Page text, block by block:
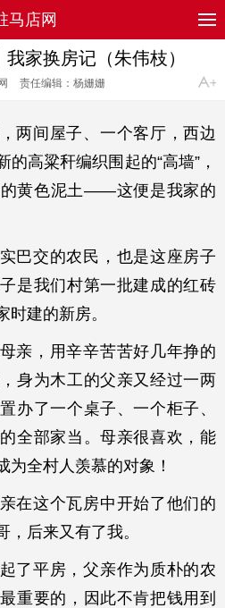
马店网
家换房记（朱伟枝）
责任编辑：杨姗姗
两间屋子、一个客厅，西边
高粱秆编织围起的“高墙”，
黄色泥土——这便是我家的
巴交的农民，也是这座房子
是我们村第一批建成的红砖
时建的新房。
亲，用辛辛苦苦好几年挣的
身为木工的父亲又经过一两
办了一个桌子、一个柜子、
全部家当。母亲很喜欢，能
为全村人羡慕的对象！
在这个瓦房中开始了他们的
后来又有了我。
了平房，父亲作为质朴的农
重要的，因此不肯把钱用到